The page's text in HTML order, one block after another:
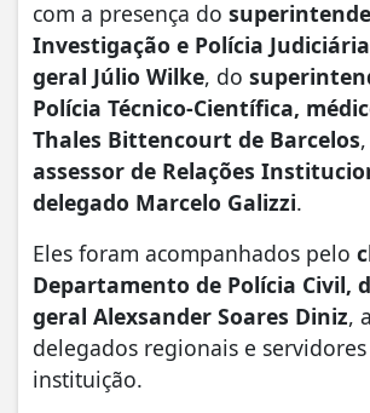
com a presença do
Investigação e Polícia
geral Júlio Wilke, do
Polícia Técnico-Científica,
Thales Bittencourt de Barcelos
assessor de Relações
delegado Marcelo Galizzi.
Eles foram acompanhados pelo
Departamento de Polícia Civil,
geral Alexsander Soares Diniz,
delegados regionais e
instituição.